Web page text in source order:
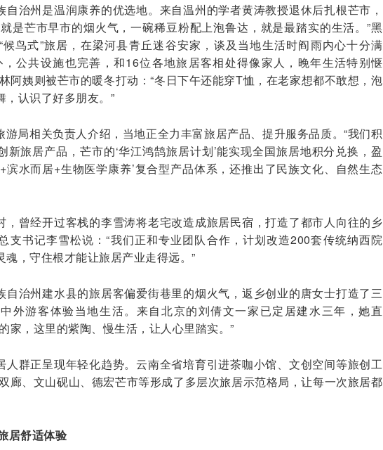
自治州是温润康养的优选地。来自温州的学者黄涛教授退休后扎根芒市，
是芒市早市的烟火气，一碗稀豆粉配上泡鲁达，就是最踏实的生活。”黑
鸟式”旅居，在梁河县青丘迷谷安家，谈及当地生活时阎雨内心十分满
，公共设施也完善，和16位各地旅居客相处得像家人，晚年生活特别惬
阿姨则被芒市的暖冬打动：“冬日下午还能穿T恤，在老家想都不敢想，泡
，认识了好多朋友。”
游局相关负责人介绍，当地正全力丰富旅居产品、提升服务品质。“我们积
新旅居产品，芒市的‘华江鸿鹄旅居计划’能实现全国旅居地积分兑换，盈
滨水而居+生物医学康养’复合型产品体系，还推出了民族文化、自然生态
，曾经开过客栈的李雪涛将老宅改造成旅居民宿，打造了都市人向往的乡
支书记李雪松说：“我们正和专业团队合作，计划改造200套传统纳西院
魂，守住根才能让旅居产业走得远。”
自治州建水县的旅居客偏爱街巷里的烟火气，返乡创业的唐女士打造了三
外游客体验当地生活。来自北京的刘倩文一家已定居建水三年，她直
家，这里的紫陶、慢生活，让人心里踏实。”
人群正呈现年轻化趋势。云南全省培育引进茶咖小馆、文创空间等旅创工
廊、文山砚山、德宏芒市等形成了多层次旅居示范格局，让每一次旅居都
居舒适体验